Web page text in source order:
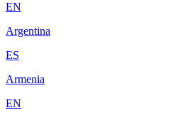
EN
Argentina
ES
Armenia
EN